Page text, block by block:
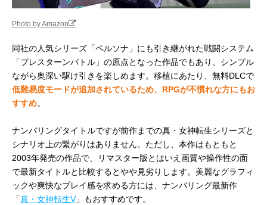
Photo by Amazon
同社の人気シリーズ「ペルソナ」にも引き継がれた戦闘システム
「プレスターンバトル」の原点となった作品でもあり、シンプル
ながら奥深い駆け引きを楽しめます。移植にあたり、無料DLCで
低難易度モードが追加されているため、RPGが不慣れな方にもお
すすめ。
ナンバリングタイトルですが前作までの真・女神転生シリーズと
シナリオ上の繋がりはありません。ただし、本作はもともと
2003年発売の作品で、リマスター版とはいえ画質や操作性の面
で最新タイトルと比較するとやや見劣りします。美麗なグラフィ
ックや爽快なプレイ感を求める方には、ナンバリング最新作
「真・女神転生V」もおすすめです。